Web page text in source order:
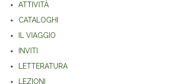
ATTIVITÀ
CATALOGHI
IL VIAGGIO
INVITI
LETTERATURA
LEZIONI